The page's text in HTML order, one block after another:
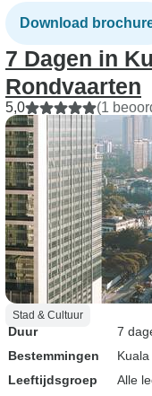
Download
7 Dagen in
Rondvaarten
5,0 (1
Stad & Cultuur
Duur
7
Bestemmingen
Leeftijdsgroep
Alle